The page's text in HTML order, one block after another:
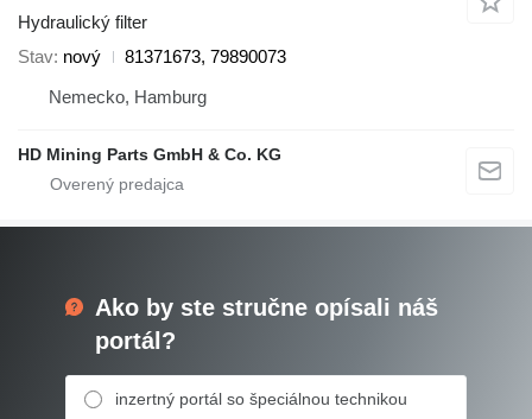
Hydraulický filter
Stav nový
81371673, 79890073
Nemecko, Hamburg
HD Mining Parts GmbH & Co. KG
Ako by ste stručne opísali náš
portál?
inzertný portál so špeciálnou technikou